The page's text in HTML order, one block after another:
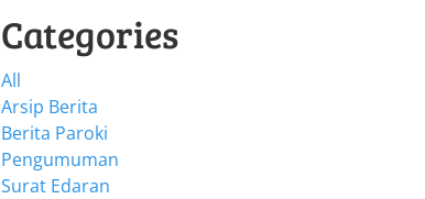
Categories
All
Arsip Berita
Berita Paroki
Pengumuman
Surat Edaran